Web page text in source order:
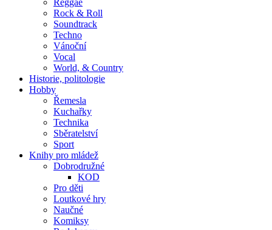
Reggae
Rock & Roll
Soundtrack
Techno
Vánoční
Vocal
World, & Country
Historie, politologie
Hobby
Řemesla
Kuchařky
Technika
Sběratelství
Sport
Knihy pro mládež
Dobrodružné
KOD
Pro děti
Loutkové hry
Naučné
Komiksy